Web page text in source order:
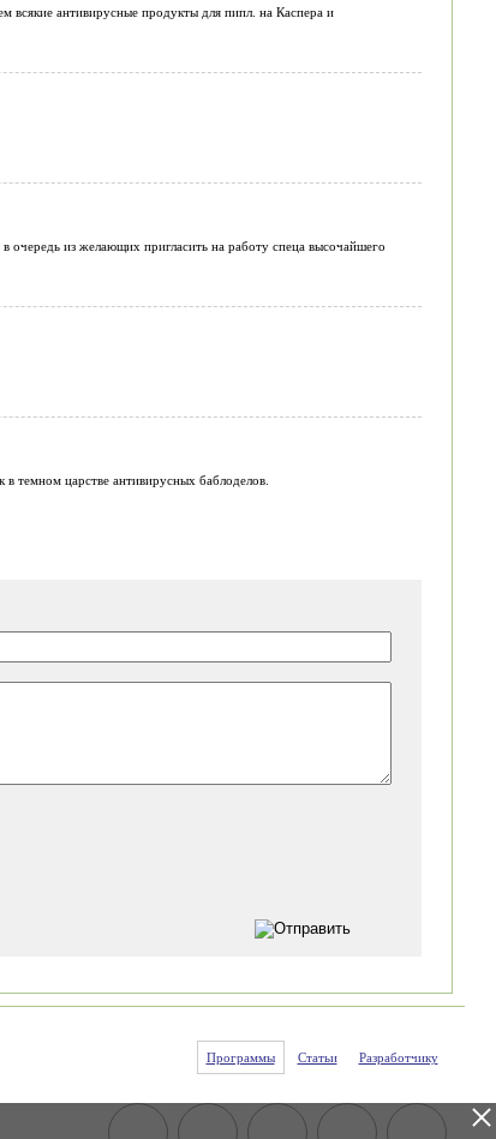
антивирусные продукты для пипл. на Каспера и
очередь из желающих пригласить на работу спеца высочайшего
темном царстве антивирусных баблоделов.
Программы Статьи Разработчику